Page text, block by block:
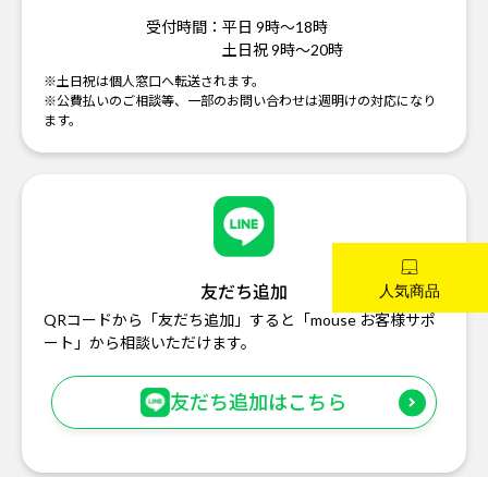
受付時間： 平日 9時～18時
土日祝 9時～20時
※土日祝は個人窓口へ転送されます。
※公費払いのご相談等、一部のお問い合わせは週明けの対応になり
ます。
友だち追加
QRコードから「友だち追加」すると「mouse お客様サポ
ート」から相談いただけます。
友だち追加はこちら